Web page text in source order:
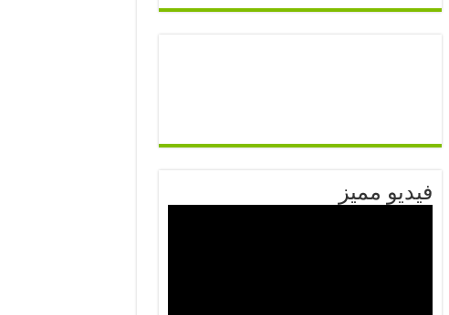
فيديو مميز